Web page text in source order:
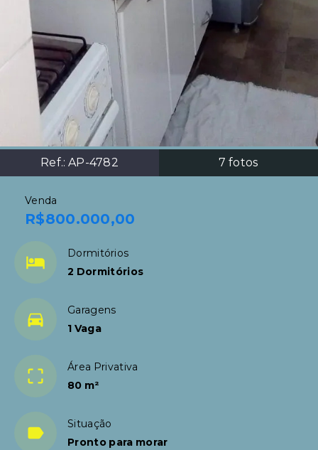
Ref.: AP-4782 7 fotos
Venda
R$800.000,00
Dormitórios
2 Dormitórios
Garagens
1 Vaga
Área Privativa
80 m²
Situação
Pronto para morar